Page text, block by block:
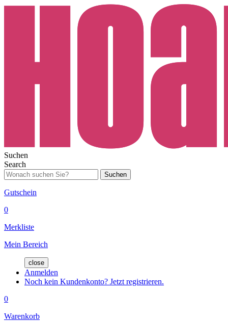
Suchen
Search
Suchen
Gutschein
0
Merkliste
Mein Bereich
close
Anmelden
Noch kein Kundenkonto? Jetzt registrieren.
0
Warenkorb